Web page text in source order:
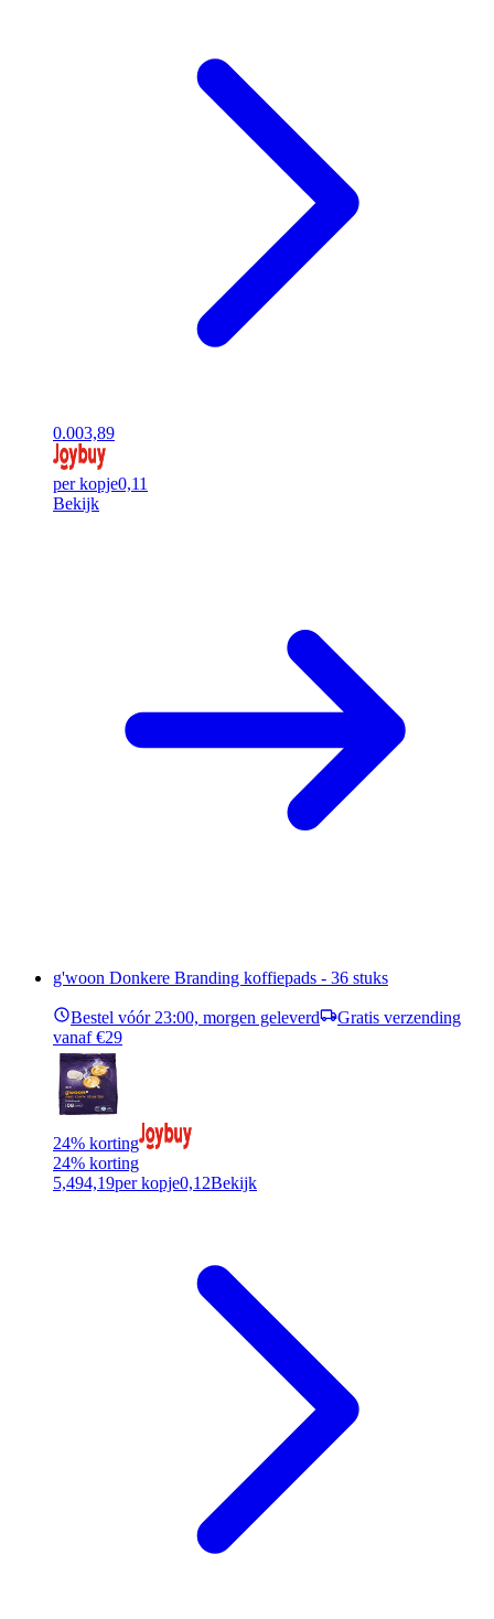
0.003,89
per kopje0,11
Bekijk
g'woon Donkere Branding koffiepads - 36 stuks
Bestel vóór 23:00, morgen geleverd
Gratis verzending
vanaf €29
24% korting
24% korting
5,494,19per kopje0,12Bekijk